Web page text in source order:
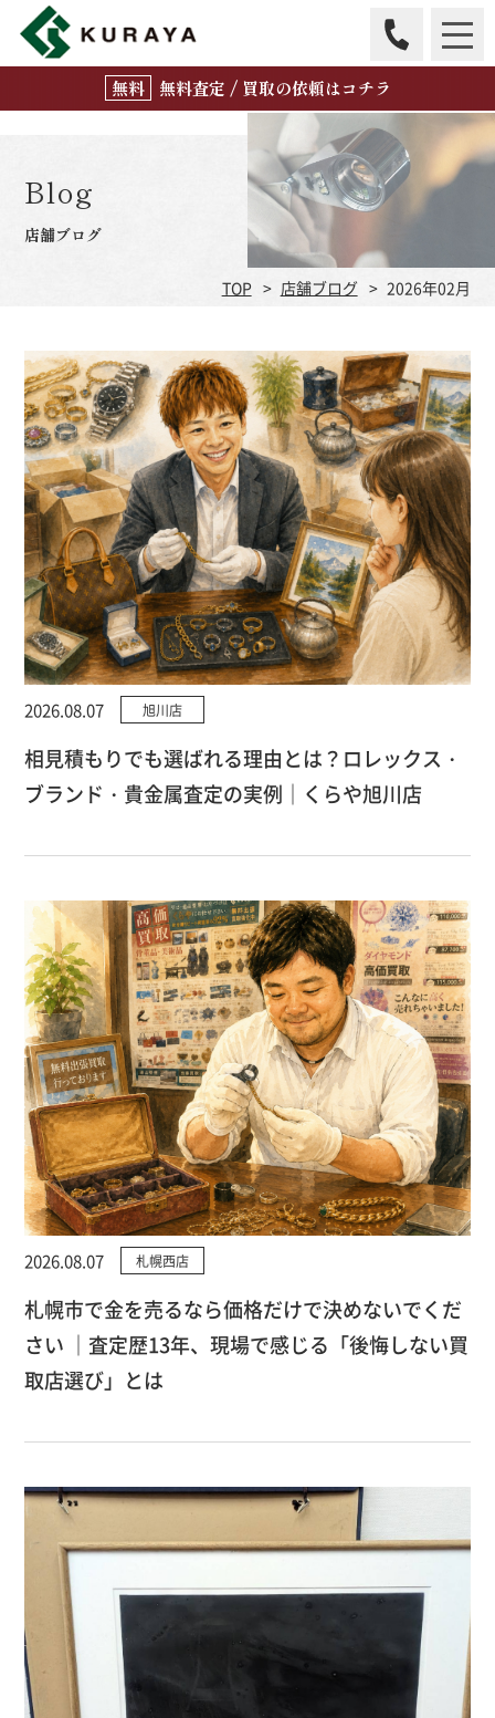
無料査定 / 買取の依頼はコチラ
Blog
店舗ブログ
TOP 店舗ブログ 2026年02月
2026.08.07 旭川店
相見積もりでも選ばれる理由とは？ロレックス・
ブランド・貴金属査定の実例｜くらや旭川店
2026.08.07 札幌西店
札幌市で金を売るなら価格だけで決めないでくだ
さい ｜査定歴13年、現場で感じる「後悔しない買
取店選び」とは